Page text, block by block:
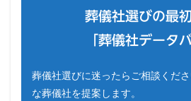
葬儀社選びの最
「葬儀社データ
葬儀社選びに迷ったらご相談くだ
な葬儀社を提案します。